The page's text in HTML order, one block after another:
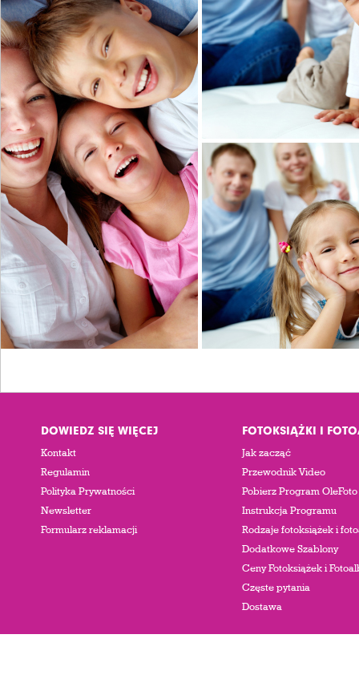
DOWIEDZ SIĘ WIĘCEJ
Kontakt
Regulamin
Polityka Prywatności
Newsletter
Formularz reklamacji
FOTOKSIĄŻKI I
Jak zacząć
Przewodnik Video
Pobierz Program OleFoto
Instrukcja Programu
Rodzaje fotoksiążek i
Dodatkowe Szablony
Ceny Fotoksiążek i
Częste pytania
Dostawa